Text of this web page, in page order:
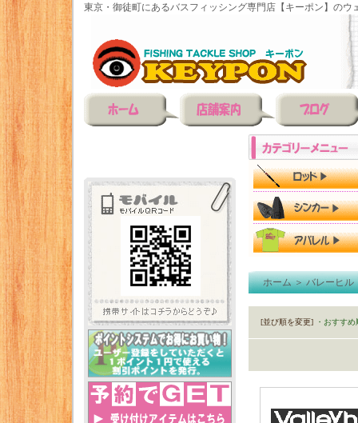
東京・御徒町にあるバスフィッシング専門店【キーポン】のウ
ホーム＞バレーヒル
[並び順を変更] ・おすすめ